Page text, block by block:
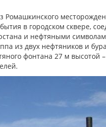
в городском сквере,
и нефтяными
из двух нефтяников и
фонтана 27 м высотой